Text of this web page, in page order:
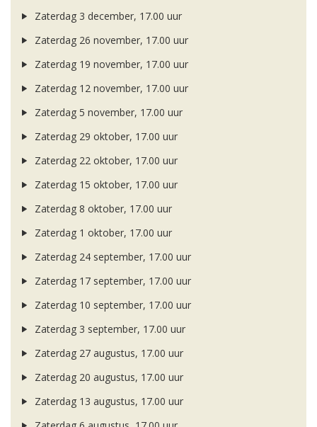
Zaterdag 3 december, 17.00 uur
Zaterdag 26 november, 17.00 uur
Zaterdag 19 november, 17.00 uur
Zaterdag 12 november, 17.00 uur
Zaterdag 5 november, 17.00 uur
Zaterdag 29 oktober, 17.00 uur
Zaterdag 22 oktober, 17.00 uur
Zaterdag 15 oktober, 17.00 uur
Zaterdag 8 oktober, 17.00 uur
Zaterdag 1 oktober, 17.00 uur
Zaterdag 24 september, 17.00 uur
Zaterdag 17 september, 17.00 uur
Zaterdag 10 september, 17.00 uur
Zaterdag 3 september, 17.00 uur
Zaterdag 27 augustus, 17.00 uur
Zaterdag 20 augustus, 17.00 uur
Zaterdag 13 augustus, 17.00 uur